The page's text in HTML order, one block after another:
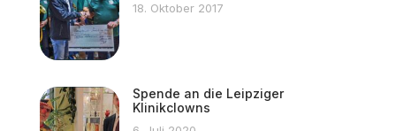
18. Oktober 2017
Spende an die Leipziger
Klinikclowns